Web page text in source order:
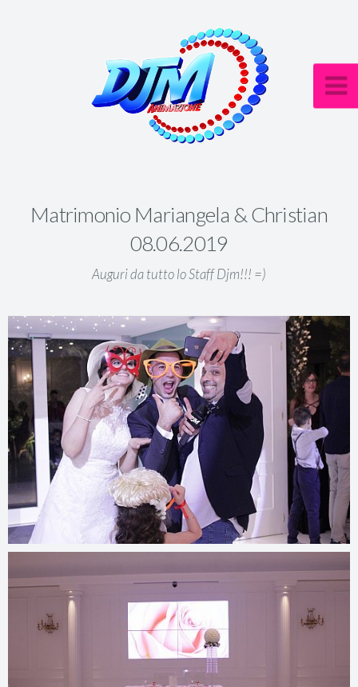
Matrimonio Mariangela & Christian
08.06.2019
Auguri da tutto lo Staff Djm!!! =)